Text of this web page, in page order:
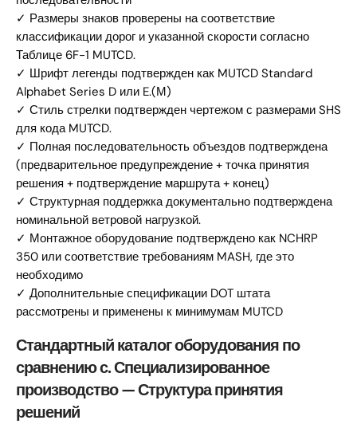
✓ Размеры знаков проверены на соответствие
классификации дорог и указанной скорости согласно
Таблице 6F-1 MUTCD.
✓ Шрифт легенды подтвержден как MUTCD Standard
Alphabet Series D или E.(М)
✓ Стиль стрелки подтвержден чертежом с размерами SHS
для кода MUTCD.
✓ Полная последовательность объездов подтверждена
(предварительное предупреждение + точка принятия
решения + подтверждение маршрута + конец)
✓ Структурная поддержка документально подтверждена
номинальной ветровой нагрузкой.
✓ Монтажное оборудование подтверждено как NCHRP
350 или соответствие требованиям MASH, где это
необходимо
✓ Дополнительные спецификации DOT штата
рассмотрены и применены к минимумам MUTCD
Стандартный каталог оборудования по
сравнению с. Специализированное
производство — Структура принятия
решений